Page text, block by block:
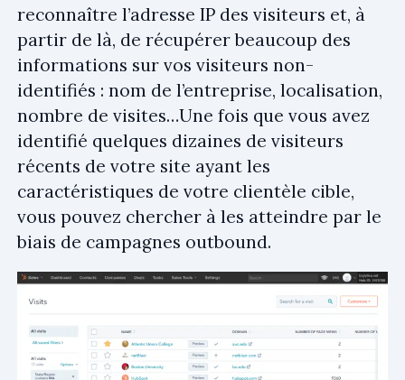
reconnaître l’adresse IP des visiteurs et, à
partir de là, de récupérer beaucoup des
informations sur vos visiteurs non-
identifiés : nom de l’entreprise, localisation,
nombre de visites…Une fois que vous avez
identifié quelques dizaines de visiteurs
récents de votre site ayant les
caractéristiques de votre clientèle cible,
vous pouvez chercher à les atteindre par le
biais de campagnes outbound.